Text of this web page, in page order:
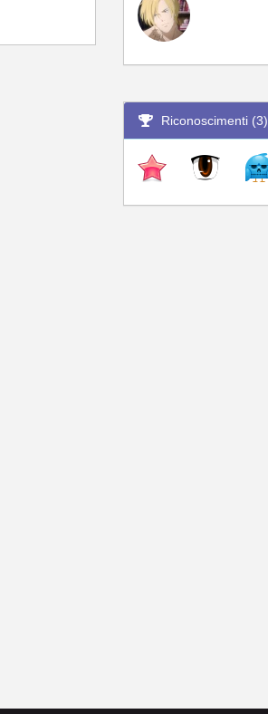
Riconoscimenti (3)